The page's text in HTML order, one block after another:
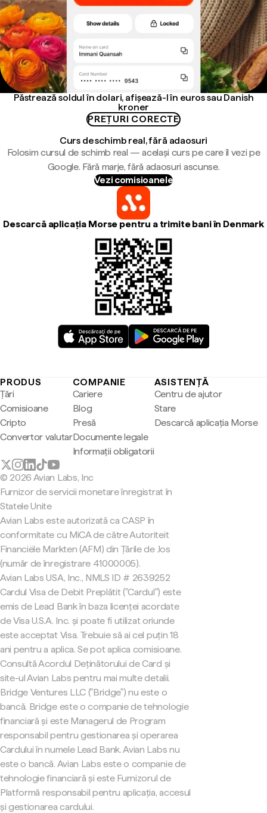
Păstrează soldul în dolari, afișează-l în euros sau Danish
kroner
PREȚURI CORECTE
Curs de schimb real, fără adaosuri
Folosim cursul de schimb real — același curs pe care îl vezi pe
Google. Fără marje, fără adaosuri ascunse.
Vezi comisioanele
Descarcă aplicația Morse pentru a trimite bani în Denmark
PRODUS
Țări
Comisioane
Cripto
Convertor valutar
COMPANIE
Cariere
Blog
Presă
Documente legale
Informații obligatorii
ASISTENȚĂ
Centru de ajutor
Stare
Descarcă aplicația Morse
© 2026 Avian Labs, Inc
Furnizor de servicii monetare înregistrat în
Statele Unite
Avian Labs este autorizată ca CASP în
conformitate cu MiCA de către Autoriteit
Financiële Markten (AFM) din Țările de Jos
(număr de înregistrare 41000005).
Avian Labs USA, Inc., NMLS ID # 2639252
Cardul Visa de Debit Preplătit ("Cardul") este
emis de Lead Bank în baza licenței acordate
de Visa U.S.A. Inc. și poate fi utilizat oriunde
este acceptat Visa. Trebuie să ai cel puțin 18
ani pentru a aplica. Se pot aplica comisioane.
Consultă Acordul Deținătorului de Card și
site-ul Avian Labs pentru mai multe detalii.
Bridge Ventures LLC ("Bridge") nu este o
bancă. Bridge este o companie de tehnologie
financiară și este Managerul de Program
responsabil pentru gestionarea și operarea
Cardului în numele Lead Bank. Avian Labs nu
este o bancă. Avian Labs este o companie de
tehnologie financiară și este Furnizorul de
Platformă responsabil pentru aplicația, accesul
și gestionarea cardului.